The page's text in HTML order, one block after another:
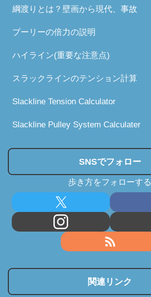
綱渡りとは？壁画から現代、事故
プーリーの倍力の説明
ハイライン(重要な注意点)
スラックラインのテンション計算
Slackline Tension Calculator
Slackline Pulley System Calculater
SNSでフォロー
歩き方をフォローする
関連リンク